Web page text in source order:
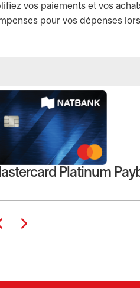
vos paiements et vos
pour vos dépenses
Platinum